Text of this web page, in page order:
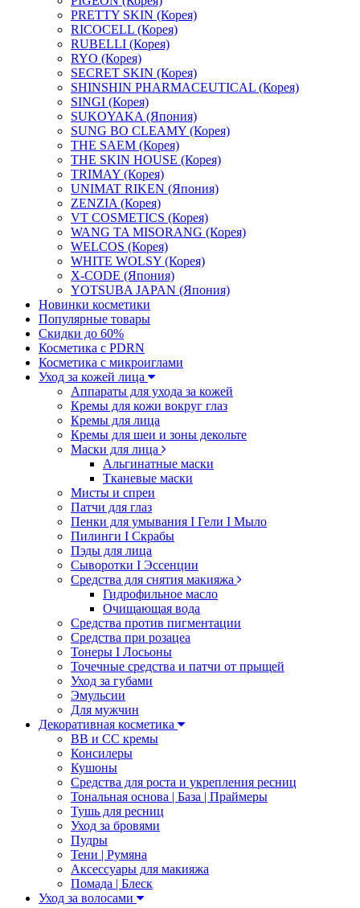
PRETTY SKIN (Корея)
RICOCELL (Корея)
RUBELLI (Корея)
RYO (Корея)
SECRET SKIN (Корея)
SHINSHIN PHARMACEUTICAL (Корея)
SINGI (Корея)
SUKOYAKA (Япония)
SUNG BO CLEAMY (Корея)
THE SAEM (Корея)
THE SKIN HOUSE (Корея)
TRIMAY (Корея)
UNIMAT RIKEN (Япония)
ZENZIA (Корея)
VT COSMETICS (Корея)
WANG TA MISORANG (Корея)
WELCOS (Корея)
WHITE WOLSY (Корея)
X-CODE (Япония)
YOTSUBA JAPAN (Япония)
Новинки косметики
Популярные товары
Скидки до 60%
Косметика с PDRN
Косметика с микроиглами
Уход за кожей лица
Аппараты для ухода за кожей
Кремы для кожи вокруг глаз
Кремы для лица
Кремы для шеи и зоны декольте
Маски для лица
Альгинатные маски
Тканевые маски
Мисты и спреи
Патчи для глаз
Пенки для умывания I Гели I Мыло
Пилинги I Cкрабы
Пэды для лица
Сыворотки I Эссенции
Средства для снятия макияжа
Гидрофильное масло
Очищающая вода
Средства против пигментации
Средства при розацеа
Тонеры I Лосьоны
Точечные средства и патчи от прыщей
Уход за губами
Эмульсии
Для мужчин
Декоративная косметика
ВВ и СС кремы
Консилеры
Кушоны
Средства для роста и укрепления ресниц
Тональная основа | База | Праймеры
Тушь для ресниц
Уход за бровями
Пудры
Тени | Румяна
Аксессуары для макияжа
Помада | Блеск
Уход за волосами